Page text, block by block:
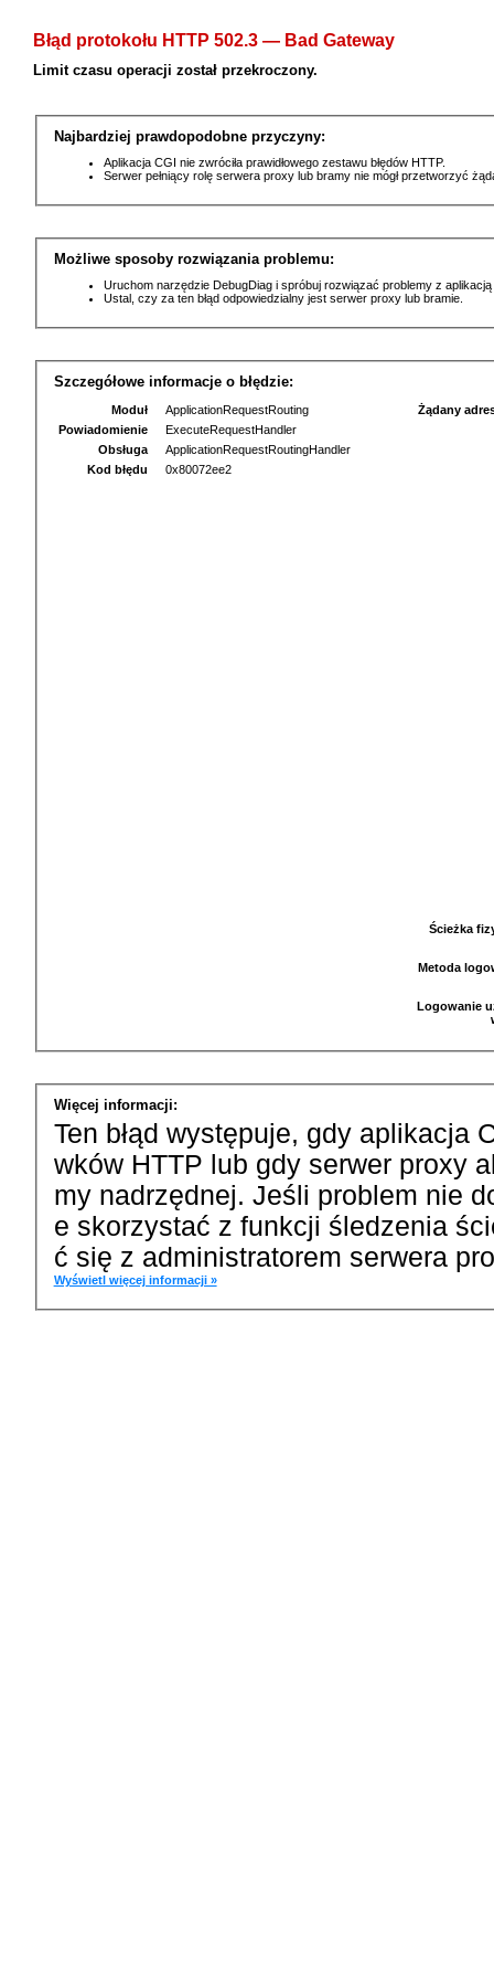
Błąd protokołu HTTP 502.3 — Bad Gateway
Limit czasu operacji został przekroczony.
Najbardziej prawdopodobne przyczyny:
Aplikacja CGI nie zwróciła prawidłowego zestawu błędów HTTP.
Serwer pełniący rolę serwera proxy lub bramy nie mógł przetworzyć
Możliwe sposoby rozwiązania problemu:
Uruchom narzędzie DebugDiag i spróbuj rozwiązać problemy z
Ustal, czy za ten błąd odpowiedzialny jest serwer proxy lub bramie.
Szczegółowe informacje o błędzie:
Moduł
ApplicationRequestRouting
Powiadomienie
ExecuteRequestHandler
Obsługa
ApplicationRequestRoutingHandler
Kod błędu
0x80072ee2
Żądany
Ścieżka
Metoda
Logowanie
Więcej informacji:
Ten błąd występuje, gdy aplikacja
wków HTTP lub gdy serwer proxy
my nadrzędnej. Jeśli problem nie
e skorzystać z funkcji śledzenia
ć się z administratorem serwera
Wyświetl więcej informacji »